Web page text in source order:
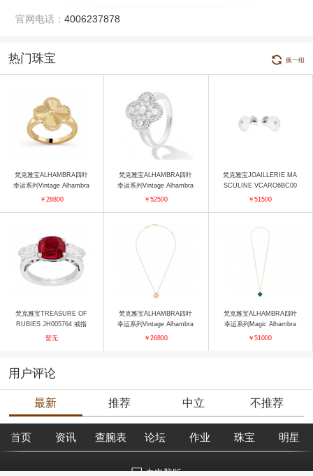
官网电话： 4006237878
热门珠宝 换一组
梵克雅宝ALHAMBRA四叶
幸运系列Vintage Alhambra
vcarp6i300 戒指
￥26800
梵克雅宝ALHAMBRA四叶
幸运系列Vintage Alhambra
VCARO26N00 戒指
￥52500
梵克雅宝JOAILLERIE MA
SCULINE VCARO6BC00
胸针
￥51500
梵克雅宝TREASURE OF
RUBIES JH005764 戒指
暂无
梵克雅宝ALHAMBRA四叶
幸运系列Vintage Alhambra
vcarp4kl00 吊坠
￥26800
梵克雅宝ALHAMBRA四叶
幸运系列Magic Alhambra
VCARO3MG00 项链
￥51000
用户评论
最新 推荐 中立 不推荐
首页 资讯 查腕表 论坛 作业 珠宝 明星
去电脑版